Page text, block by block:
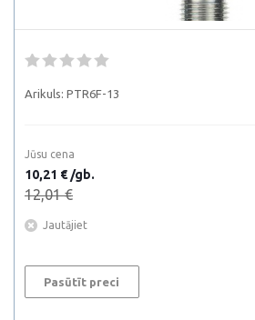
Arikuls: PTR6F-13
Jūsu cena
10,21 € /gb.
12,01 €
Jautājiet
Pasūtīt preci